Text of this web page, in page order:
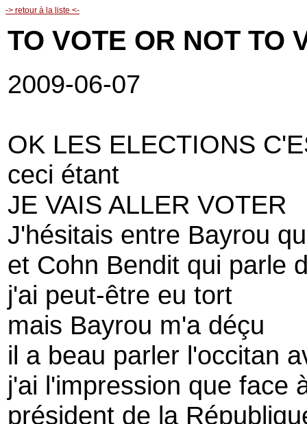
-> retour à la liste <-
TO VOTE OR NOT TO
2009-06-07
OK LES ELECTIONS
ceci étant
JE VAIS ALLER VOTER
J'hésitais entre Bayrou
et Cohn Bendit qui parle
j'ai peut-être eu tort
mais Bayrou m'a déçu
il a beau parler l'occitan
j'ai l'impression que face
président de la